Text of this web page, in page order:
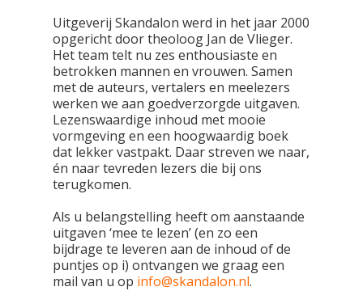
Uitgeverij Skandalon werd in het jaar 2000
opgericht door theoloog Jan de Vlieger.
Het team telt nu zes enthousiaste en
betrokken mannen en vrouwen. Samen
met de auteurs, vertalers en meelezers
werken we aan goedverzorgde uitgaven.
Lezenswaardige inhoud met mooie
vormgeving en een hoogwaardig boek
dat lekker vastpakt. Daar streven we naar,
én naar tevreden lezers die bij ons
terugkomen.
Als u belangstelling heeft om aanstaande
uitgaven ‘mee te lezen’ (en zo een
bijdrage te leveren aan de inhoud of de
puntjes op i) ontvangen we graag een
mail van u op info@skandalon.nl.